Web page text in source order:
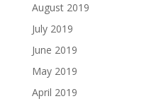
August 2019
July 2019
June 2019
May 2019
April 2019